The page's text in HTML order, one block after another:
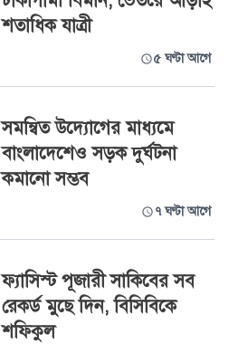
শতাধিক যাত্রী
৫ ঘণ্টা আগে
সমন্বিত উদ্যোগের মাধ্যমে
বাংলাদেশেও সড়ক দুর্ঘটনা
কমানো সম্ভব
৭ ঘণ্টা আগে
ফ্যাসিস্ট পূজারী সাকিবের সব
রেকর্ড মুছে দিন, বিসিবিকে
শফিকুল